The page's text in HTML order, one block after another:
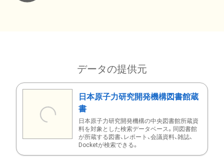
データの提供元
日本原子力研究開発機構図書館蔵
書
日本原子力研究開発機構の中央図書館所蔵資
料を対象とした検索データベース。同図書館
が所蔵する図書、レポート、会議資料、雑誌、
Docketが検索できる。